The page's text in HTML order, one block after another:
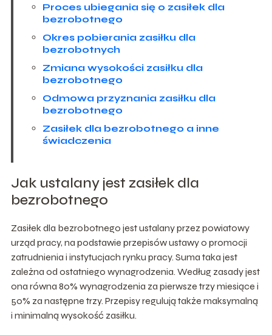
Proces ubiegania się o zasiłek dla
bezrobotnego
Okres pobierania zasiłku dla
bezrobotnych
Zmiana wysokości zasiłku dla
bezrobotnego
Odmowa przyznania zasiłku dla
bezrobotnego
Zasiłek dla bezrobotnego a inne
świadczenia
Jak ustalany jest zasiłek dla
bezrobotnego
Zasiłek dla bezrobotnego jest ustalany przez powiatowy
urząd pracy, na podstawie przepisów ustawy o promocji
zatrudnienia i instytucjach rynku pracy. Suma taka jest
zależna od ostatniego wynagrodzenia. Według zasady jest
ona równa 80% wynagrodzenia za pierwsze trzy miesiące i
50% za następne trzy. Przepisy regulują także maksymalną
i minimalną wysokość zasiłku.